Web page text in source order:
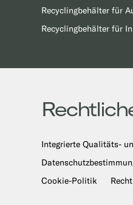
Recyclingbehälter für
Recyclingbehälter für
Integrierte Qualitäts-
Cookie-Politik